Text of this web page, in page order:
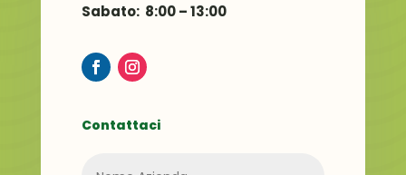
Sabato: 8:00 – 13:00
Contattaci